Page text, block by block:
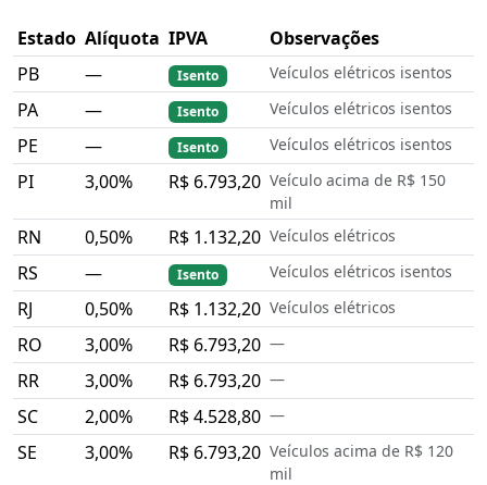
Estado Alíquota IPVA
Observações
PB
— Isento Veículos elétricos isentos
PA — Isento Veículos elétricos isentos
PE — Isento Veículos elétricos isentos
PI 3,00% R$ 6.793,20 Veículo acima de R$ 150
mil
RN 0,50% R$ 1.132,20 Veículos elétricos
RS — Isento Veículos elétricos isentos
RJ 0,50% R$ 1.132,20 Veículos elétricos
RO 3,00% R$ 6.793,20 —
RR 3,00% R$ 6.793,20 —
SC 2,00% R$ 4.528,80 —
SE 3,00% R$ 6.793,20 Veículos acima de R$ 120
mil